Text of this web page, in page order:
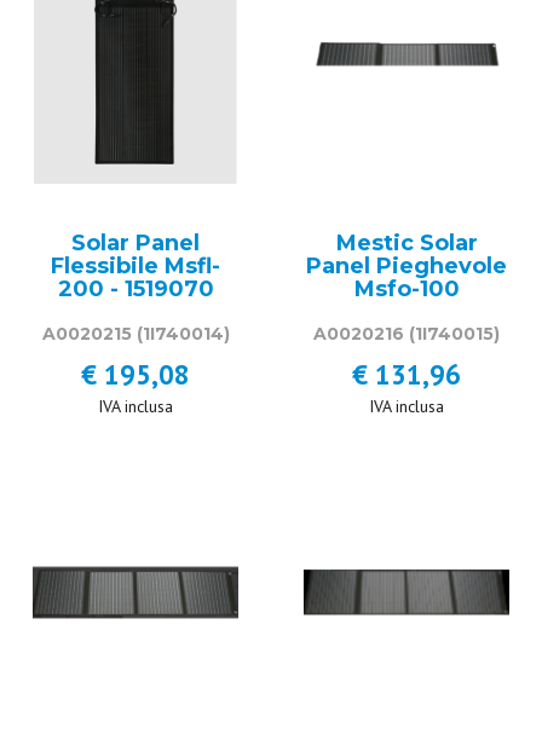
Solar Panel
Flessibile Msfl-
200 - 1519070
A0020215 (1I740014)
€ 195,08
IVA inclusa
Mestic Solar
Panel Pieghevole
Msfo-100
A0020216 (1I740015)
€ 131,96
IVA inclusa